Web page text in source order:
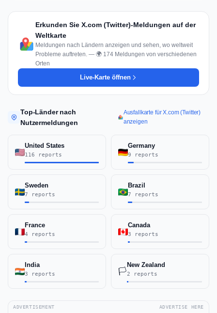
Erkunden Sie X.com (Twitter)-Meldungen auf der
Weltkarte
Meldungen nach Ländern anzeigen und sehen, wo weltweit
Probleme auftreten. — 🌍 174 Meldungen von verschiedenen
Orten
Live-Karte öffnen
Top-Länder nach
Nutzermeldungen
Ausfallkarte für X.com (Twitter)
anzeigen
United States
116 reports
Germany
9 reports
Sweden
7 reports
Brazil
7 reports
France
4 reports
Canada
3 reports
India
3 reports 🏳️
New Zealand
2 reports
ADVERTISEMENT ADVERTISE HERE